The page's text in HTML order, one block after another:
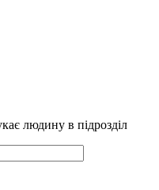
людину в підрозділ